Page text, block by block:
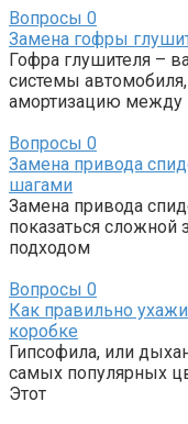
Вопросы 0
Замена гофры
Гофра глушителя –
системы
амортизацию между
Вопросы 0
Замена привода
шагами
Замена привода
показаться сложной
подходом
Вопросы 0
Как правильно
коробке
Гипсофила, или
самых популярных
Этот